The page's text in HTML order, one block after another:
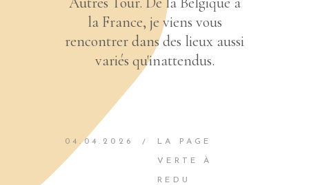
la France, je viens vous
rencontrer dans des lieux aussi
variés qu'inattendus.
04.04.2026 / LA PAGE
VERTE À
REDU